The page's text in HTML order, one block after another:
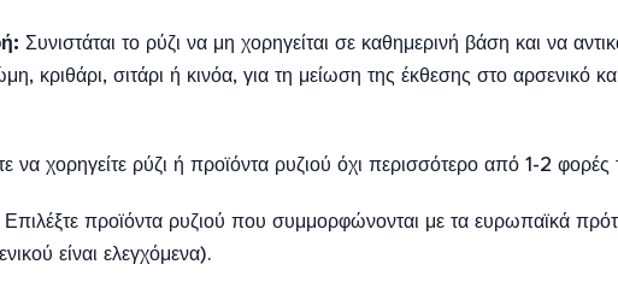
Συνιστάται το ρύζι να μη χορηγείται σε καθημερινή βάση και να
κριθάρι, σιτάρι ή κινόα, για τη μείωση της έκθεσης στο αρσενικό
να χορηγείτε ρύζι ή προϊόντα ρυζιού όχι περισσότερο από 1-2
Επιλέξτε προϊόντα ρυζιού που συμμορφώνονται με τα ευρωπαϊκά
είναι ελεγχόμενα).